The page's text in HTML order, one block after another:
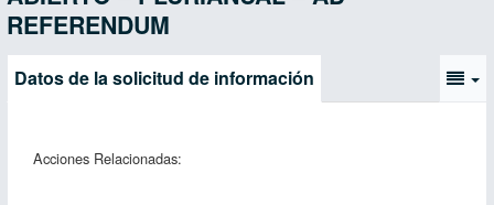
REFERENDUM
Datos de la solicitud de información
Acciones Relacionadas: